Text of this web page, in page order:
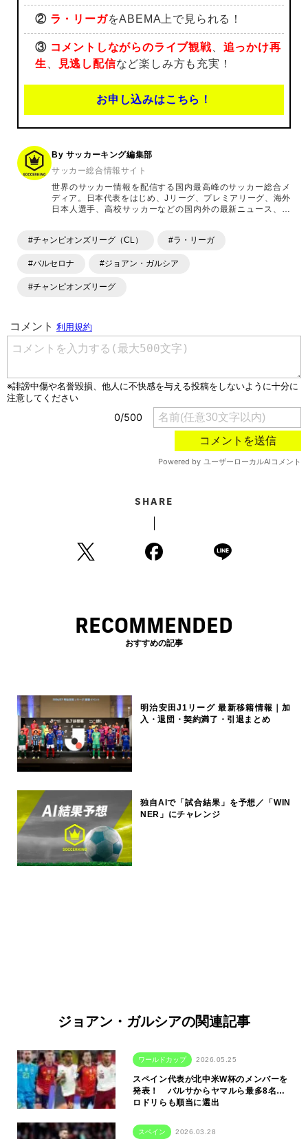
② ラ・リーガをABEMA上で見られる！
③ コメントしながらのライブ観戦、 追っかけ再
生
見逃し配信など楽しみ方も充実！
お申し込みはこちら！
By サッカーキング編集部
サッカー総合情報サイト
世界のサッカー情報を配信する国内最高峰のサッカー総合メ
ディア。日本代表をはじめ、Jリーグ、プレミアリーグ、海外
日本人選手、高校サッカーなどの国内外の最新ニュース、コ
ます。「X」「Instagram」「YouTube」「TikTok」など、
#チャンピオンズリーグ（CL） #ラ・リーガ
#バルセロナ #ジョアン・ガルシア
#チャンピオンズリーグ
SHARE
RECOMMENDED
おすすめの記事
明治安田J1リーグ 最新移籍情報｜加
入・退団・契約満了・引退まとめ
独自AIで「試合結果」を予想／「WIN
NER」にチャレンジ
ジョアン・ガルシアの関連記事
ワールドカップ 2026.05.25
スペイン代表が北中米W杯のメンバーを
発表！ バルサからヤマルら最多8名…
ロドリらも順当に選出
スペイン 2026.03.28